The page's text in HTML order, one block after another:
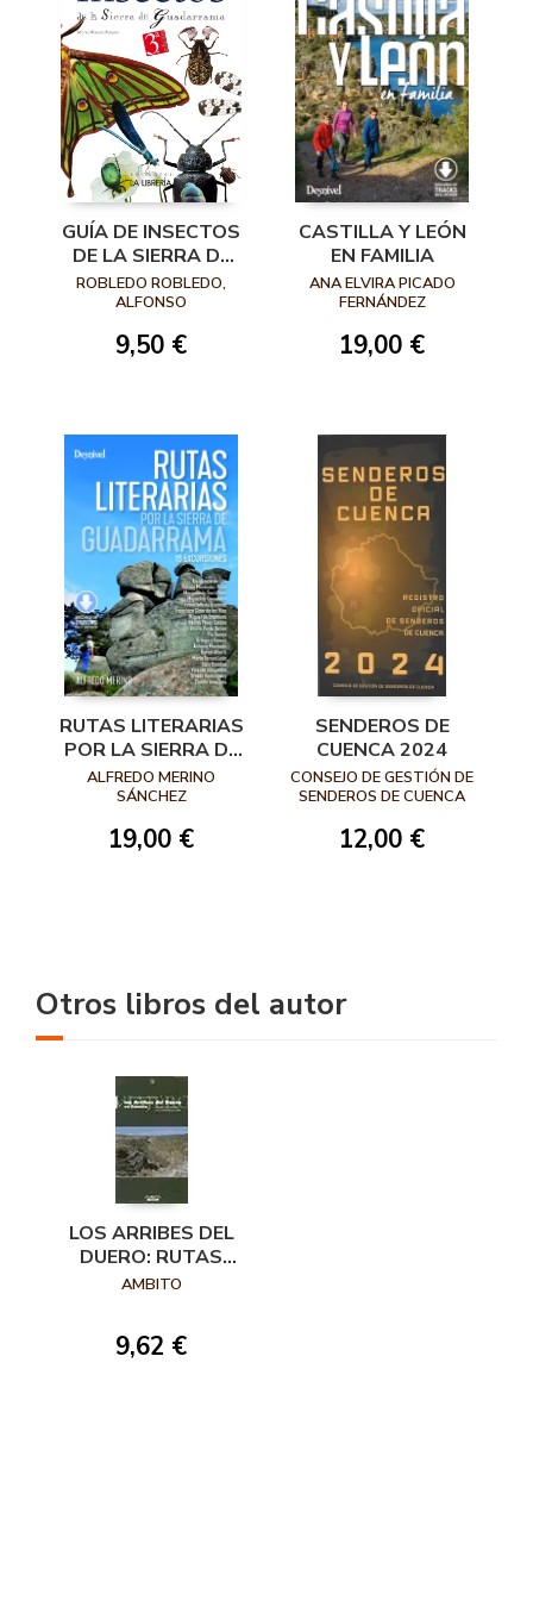
GUÍA DE INSECTOS
DE LA SIERRA DE
GUADARRAMA
ROBLEDO ROBLEDO,
ALFONSO
9,50 €
CASTILLA Y LEÓN
EN FAMILIA
ANA ELVIRA PICADO
FERNÁNDEZ
19,00 €
RUTAS LITERARIAS
POR LA SIERRA DE
GUADARRAMA
ALFREDO MERINO
SÁNCHEZ
19,00 €
SENDEROS DE
CUENCA 2024
CONSEJO DE GESTIÓN DE
SENDEROS DE CUENCA
12,00 €
Otros libros del autor
LOS ARRIBES DEL
DUERO: RUTAS
PARA DESCUBRIR
AMBITO
9,62 €